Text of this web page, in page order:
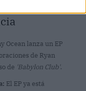
Ocean lanza un EP
de Ryan
de 'Babylon Club'.
El EP ya está